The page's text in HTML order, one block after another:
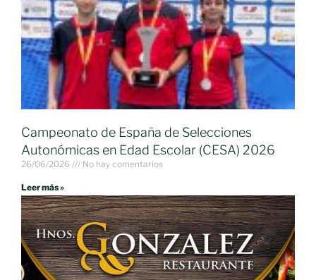
Campeonato de España de Selecciones
Autonómicas en Edad Escolar (CESA) 2026
26/06/2026 No hay comentarios
Leer más »